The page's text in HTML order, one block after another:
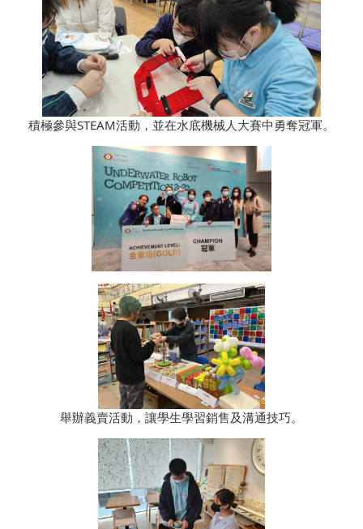
積極參與STEAM活動，並在水底機械人大賽中勇奪冠軍。
舉辦義賣活動，讓學生學習銷售及溝通技巧。